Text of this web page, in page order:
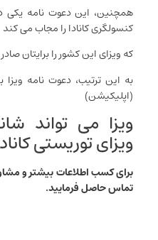
همچنین، این دعوت نامه یکی
کنسولگری کانادا را مجاب می‌ کند
که ویزای این کشور را برایتان
به این ترتیب، دعوت نامه
(اپلیکیشن)
ویزا می‌ تواند
ویزای توریستی
برای کسب اطلاعات بیشتر و
تماس حاصل فرمایید.